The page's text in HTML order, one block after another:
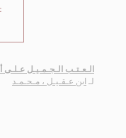
الـعـتـب الـجـمـيـل عـلـى
لـ ابن عـقـيـل ، مـحـمـد